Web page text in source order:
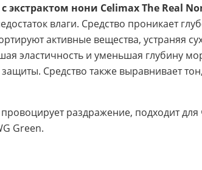
нони Celimax The Real
влаги. Средство проникает
активные вещества, устраняя
эластичность и уменьшая глубину
Средство также выравнивает
раздражение, подходит для
Green.